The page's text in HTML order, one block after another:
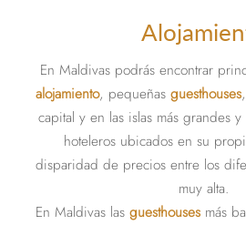
En Maldivas podrás encontrar
alojamiento, pequeñas guesthouses
capital y en las islas más grandes y
hoteleros ubicados en su
disparidad de precios entre los
muy alta.
En Maldivas las guesthousesmás